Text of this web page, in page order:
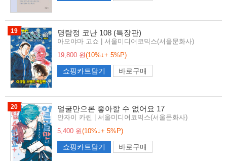
19 명탐정 코난 108 (특장판)
아오야마 고쇼 | 서울미디어코믹스(서울문화사)
19,800 원(10%↓+ 5%P)
쇼핑카트담기 바로구매
20 얼굴만으론 좋아할 수 없어요 17
안자이 카린 | 서울미디어코믹스(서울문화사)
5,400 원(10%↓+ 5%P)
쇼핑카트담기 바로구매